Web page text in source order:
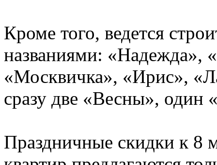
Кроме того, ведется
названиями: «Надежда»,
«Москвичка», «Ирис»,
сразу две «Весны», один
Праздничные скидки к 8